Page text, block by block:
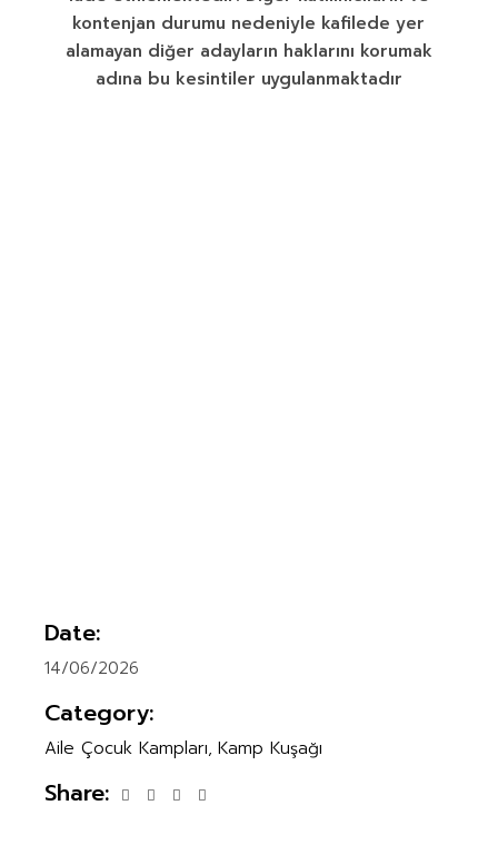
kontenjan durumu nedeniyle kafilede yer
alamayan diğer adayların haklarını korumak
adına bu kesintiler uygulanmaktadır
Date:
14/06/2026
Category:
Aile Çocuk Kampları Kamp Kuşağı
Share: